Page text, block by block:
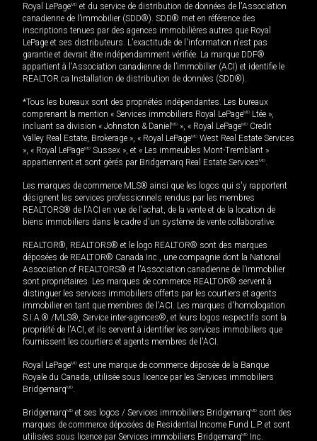
Royal LePageMD et du service de distribution de données de l'Association
canadienne de l’immobilier (SDD®). SDD® met en référence des
inscriptions tenues par des agences immobilières autres que Royal
LePage et ses distributeurs. L'exactitude de l'information n'est pas
garantie et devrait être indépendamment vérifiée. La marque DDF®
appartient à l'Association canadienne de l’immobilier (ACI) et identifie le
REALTOR.ca Installation de distribution de données (SDD®).
*Tous les bureaux sont des propriétés indépendantes. Les bureaux
comprenant la mention « Services immobiliers Royal LePageMD Ltée »,
incluant sa division « Johnston & Daniel MD », « Royal LePageMD Credit
Valley Real Estate, Brokerage », « Royal LePageMD West Real Estate Services
», « Royal LePageMD Sussex », et « Les immeubles Mont-Tremblant »
appartiennent et sont gérés par Bridgemarq Real Estate ServicesMD.
Les marques de commerce MLS® ainsi que les logos qui s'y rapportent
désignent les services professionnels rendus par les membres
REALTORS® de l'ACI en vue de l'achat, de la vente et de la location de
biens immobiliers dans le cadre d'un système de vente collaborative.
REALTOR®, REALTORS® et le logo REALTOR® sont des marques
déposées de REALTOR® Canada Inc., une compagnie dont la National
Association of REALTORS® et l'Association canadienne de l’immobilier
sont propriétaires. Les marques de commerce REALTOR® servent à
distinguer les services immobiliers offerts par les courtiers et agents
immobilier en tant que membres de l'ACI. Les marques d'homologation
S.I.A.® /MLS®, Service inter-agences®, et leurs logos respectifs sont la
propriété de l'ACI, et ils servent à identifier les services immobiliers que
fournissent les courtiers et agents membres de l'ACI.
Royal LePageMD est une marque de commerce déposée de la Banque
Royale du Canada, utilisée sous licence par les Services immobiliers
BridgemarqMD.
BridgemarqMD et ses logos / Services immobiliers BridgemarqMD sont des
marques de commerce déposées de Residential Income Fund L.P. et sont
utilisées sous licence par Services immobiliers BridgemarqMD Inc.